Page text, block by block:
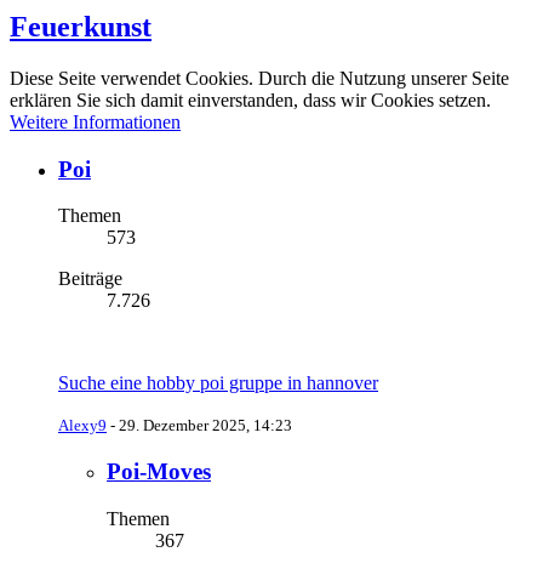
Feuerkunst
Diese Seite verwendet Cookies. Durch die Nutzung unserer Seite
erklären Sie sich damit einverstanden, dass wir Cookies setzen.
Weitere Informationen
Poi
Themen
573
Beiträge
7.726
Suche eine hobby poi gruppe in hannover
Alexy9 - 29. Dezember 2025, 14:23
Poi-Moves
Themen
367